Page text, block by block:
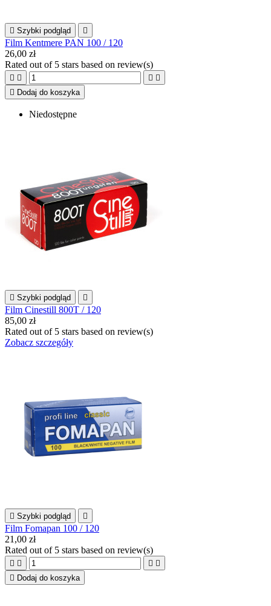
 Szybki podgląd 
Film Kentmere PAN 100 / 120
26,00 zł
Rated out of 5 stars based on review(s)
   
 Dodaj do koszyka
Niedostępne
 Szybki podgląd 
Film Cinestill 800T / 120
85,00 zł
Rated out of 5 stars based on review(s)
Zobacz szczegóły
 Szybki podgląd 
Film Fomapan 100 / 120
21,00 zł
Rated out of 5 stars based on review(s)
   
 Dodaj do koszyka